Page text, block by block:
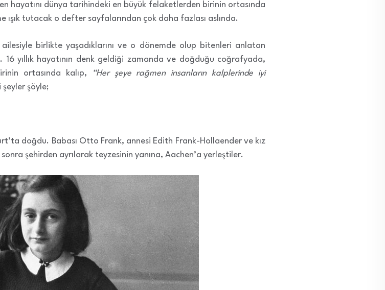
hayatını dünya tarihindeki en büyük felaketlerden birinin ortasında
ışık tutacak o defter sayfalarından çok daha fazlası aslında.
ailesiyle birlikte yaşadıklarını ve o dönemde olup bitenleri anlatan
16 yıllık hayatının denk geldiği zamanda ve doğduğu coğrafyada,
ortasında kalıp,
“Her şeye rağmen insanların kalplerinde iyi
şöyle;
doğdu. Babası Otto Frank, annesi Edith Frank-Hollaender ve kız
şehirden ayrılarak teyzesinin yanına, Aachen’a yerleştiler.